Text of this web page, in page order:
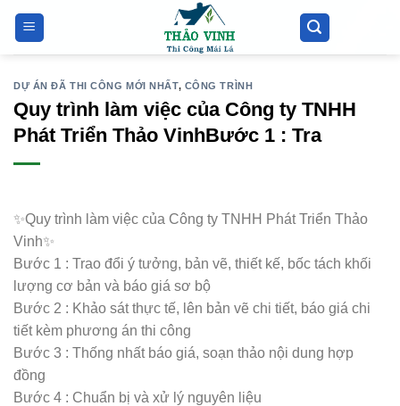
Bỏ
qua
nội
DỰ ÁN ĐÃ THI CÔNG MỚI NHẤT, CÔNG TRÌNH
Quy trình làm việc của Công ty TNHH
Phát Triển Thảo VinhBước 1 : Tra
✨Quy trình làm việc của Công ty TNHH Phát Triển Thảo
Vinh✨
Bước 1 : Trao đổi ý tưởng, bản vẽ, thiết kế, bốc tách khối
lượng cơ bản và báo giá sơ bộ
Bước 2 : Khảo sát thực tế, lên bản vẽ chi tiết, báo giá chi
tiết kèm phương án thi công
Bước 3 : Thống nhất báo giá, soạn thảo nội dung hợp
đồng
Bước 4 : Chuẩn bị và xử lý nguyên liệu